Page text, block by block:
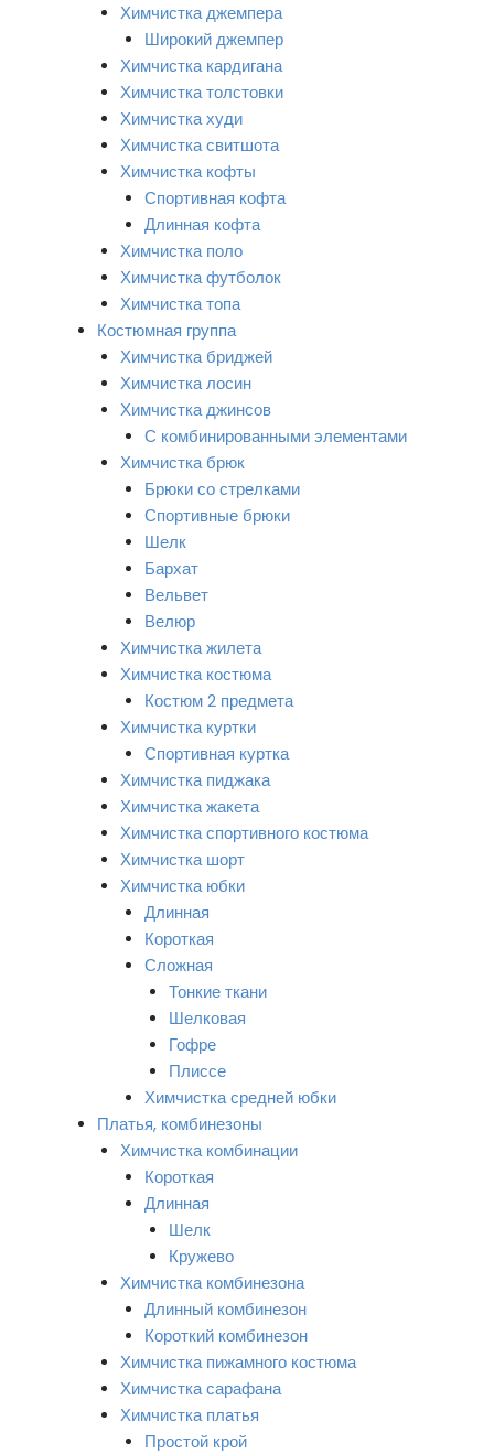
Химчистка джемпера
Широкий джемпер
Химчистка кардигана
Химчистка толстовки
Химчистка худи
Химчистка свитшота
Химчистка кофты
Спортивная кофта
Длинная кофта
Химчистка поло
Химчистка футболок
Химчистка топа
Костюмная группа
Химчистка бриджей
Химчистка лосин
Химчистка джинсов
С комбинированными элементами
Химчистка брюк
Брюки со стрелками
Спортивные брюки
Шелк
Бархат
Вельвет
Велюр
Химчистка жилета
Химчистка костюма
Костюм 2 предмета
Химчистка куртки
Спортивная куртка
Химчистка пиджака
Химчистка жакета
Химчистка спортивного костюма
Химчистка шорт
Химчистка юбки
Длинная
Короткая
Сложная
Тонкие ткани
Шелковая
Гофре
Плиссе
Химчистка средней юбки
Платья, комбинезоны
Химчистка комбинации
Короткая
Длинная
Шелк
Кружево
Химчистка комбинезона
Длинный комбинезон
Короткий комбинезон
Химчистка пижамного костюма
Химчистка сарафана
Химчистка платья
Простой крой